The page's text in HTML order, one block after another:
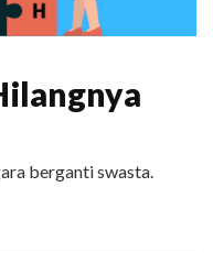
berganti swasta.